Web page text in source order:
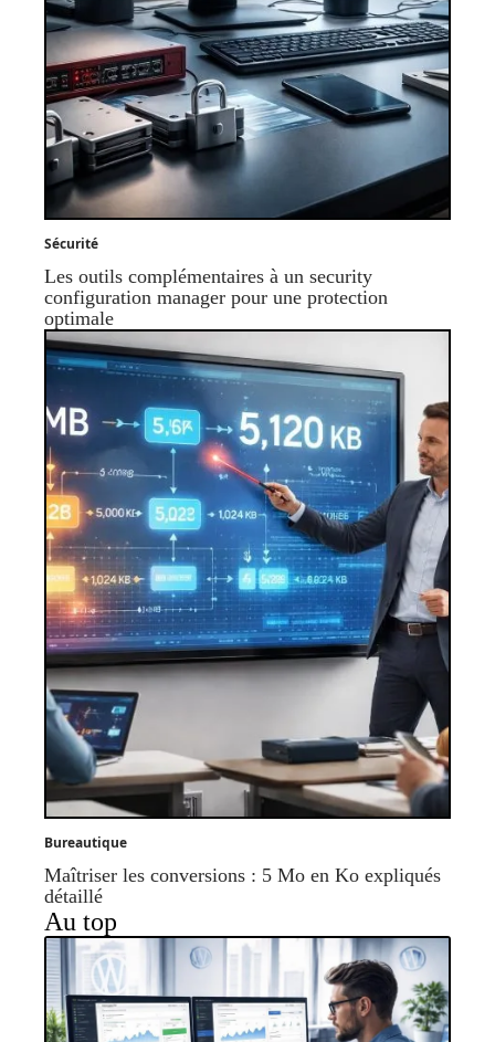
Sécurité
Les outils complémentaires à un security
configuration manager pour une protection
optimale
Bureautique
Maîtriser les conversions : 5 Mo en Ko expliqués
détaillé
Au top